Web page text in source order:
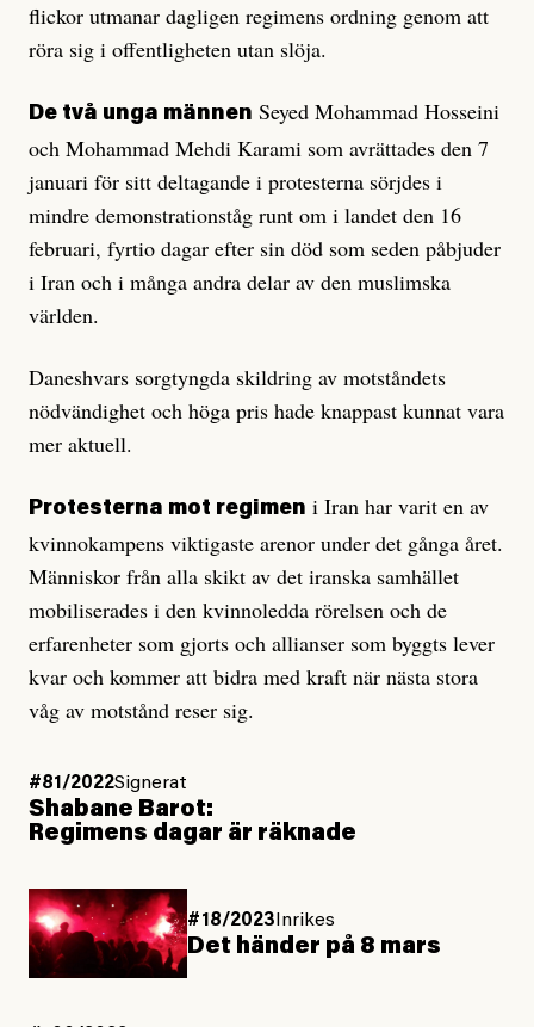
flickor utmanar dagligen regimens ordning genom att
röra sig i offentligheten utan slöja.
De två unga männen Seyed Mohammad Hosseini
och Mohammad Mehdi Karami som avrättades den 7
januari för sitt deltagande i protesterna sörjdes i
mindre demonstrationståg runt om i landet den 16
februari, fyrtio dagar efter sin död som seden påbjuder
i Iran och i många andra delar av den muslimska
världen.
Daneshvars sorgtyngda skildring av motståndets
nödvändighet och höga pris hade knappast kunnat vara
mer aktuell.
Protesterna mot regimen i Iran har varit en av
kvinnokampens viktigaste arenor under det gånga året.
Människor från alla skikt av det iranska samhället
mobiliserades i den kvinnoledda rörelsen och de
erfarenheter som gjorts och allianser som byggts lever
kvar och kommer att bidra med kraft när nästa stora
våg av motstånd reser sig.
#81/2022Signerat
Shabane Barot:
Regimens dagar är räknade
#18/2023Inrikes
Det händer på 8 mars